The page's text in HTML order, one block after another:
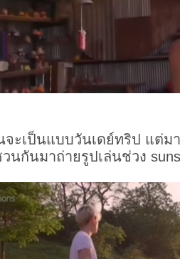
จะเป็นแบบวันเดย์ทริป แต่ม
นกันมาถ่ายรูปเล่นช่วง